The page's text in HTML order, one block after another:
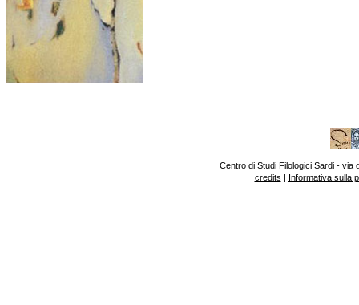
Centro di Studi Filologici Sardi - via
credits | Informativa sulla